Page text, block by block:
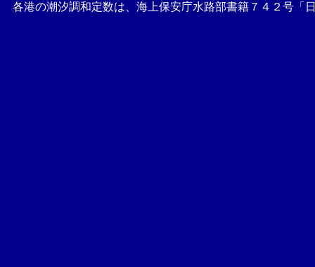
各港の潮汐調和定数は、海上保安庁水路部書籍７４２号「